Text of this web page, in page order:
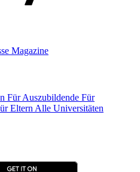
Magazine
Für Auszubildende Für
Eltern Alle Universitäten